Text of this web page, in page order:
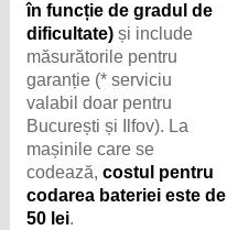
în funcție de gradul de
dificultate) și include
măsurătorile pentru
garanție (* serviciu
valabil doar pentru
București și Ilfov). La
mașinile care se
codează,costul pentru
codarea bateriei este de
50 lei.